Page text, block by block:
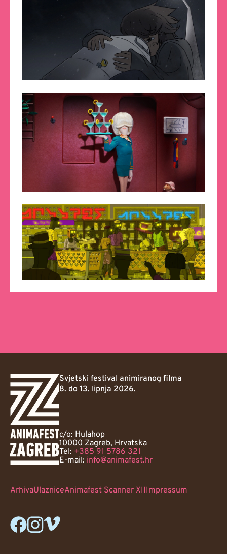
Svjetski festival animiranog filma
8. do 13. lipnja 2026.
c/o: Hulahop
10000 Zagreb, Hrvatska
Tel: +385 91 5786 321
E-mail: info@animafest.hr
ArhivaUlazniceAnimafest Scanner XIIImpressum